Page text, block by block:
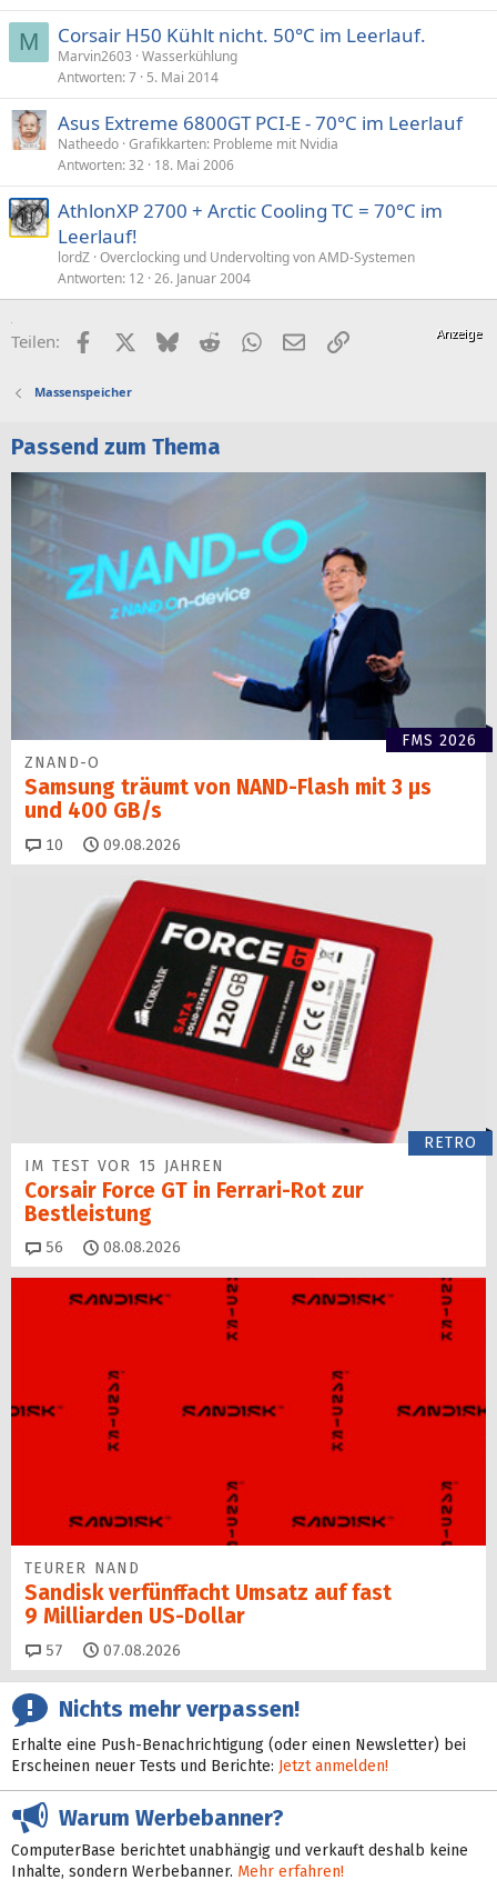
M Corsair H50 Kühlt nicht. 50°C im Leerlauf.
Marvin2603 Wasserkühlung
Antworten 7 5. Mai 2014
Asus Extreme 6800GT PCI-E - 70°C im Leerlauf
Natheedo Grafikkarten: Probleme mit Nvidia
Antworten 32 18. Mai 2006
AthlonXP 2700 + Arctic Cooling TC = 70°C im
Leerlauf!
lordZ Overclocking und Undervolting von AMD-Systemen
Antworten 12 26. Januar 2004
Teilen: FacebookX (Twitter)
BlueskyRedditWhatsApp
E-MailLink
Massenspeicher
Passend zum Thema
FMS 2026
ZNAND-O
Samsung träumt von NAND-Flash mit 3 µs
und 400 GB/s
10 Kommentare
09.08.2026
RETRO
IM TEST VOR 15 JAHREN
Corsair Force GT in Ferrari-Rot zur
Bestleistung
56 Kommentare
08.08.2026
TEURER NAND
Sandisk verfünffacht Umsatz auf fast
9 Milliarden US-Dollar
57 Kommentare
07.08.2026
Nichts mehr verpassen!
Erhalte eine Push-Benachrichtigung (oder einen Newsletter) bei
Erscheinen neuer Tests und Berichte: Jetzt anmelden!
Warum Werbebanner?
ComputerBase berichtet unabhängig und verkauft deshalb keine
Inhalte, sondern Werbebanner. Mehr erfahren!